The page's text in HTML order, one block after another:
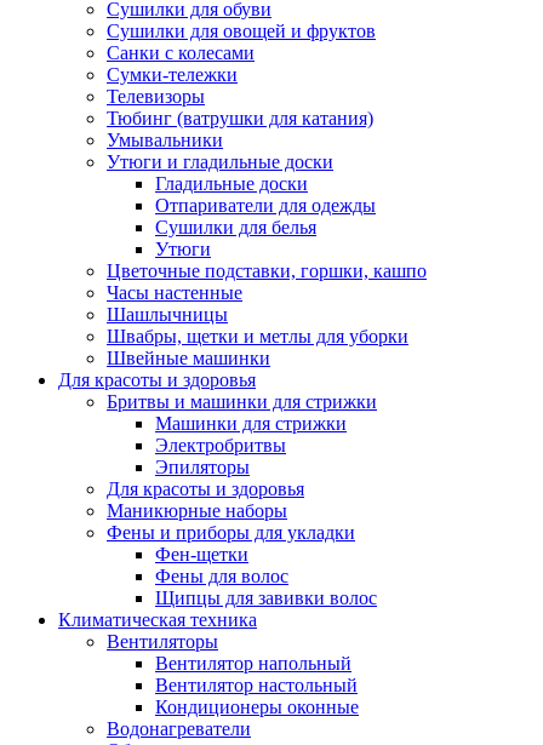
Сушилки для обуви
Сушилки для овощей и фруктов
Санки с колесами
Сумки-тележки
Телевизоры
Тюбинг (ватрушки для катания)
Умывальники
Утюги и гладильные доски
Гладильные доски
Отпариватели для одежды
Сушилки для белья
Утюги
Цветочные подставки, горшки, кашпо
Часы настенные
Шашлычницы
Швабры, щетки и метлы для уборки
Швейные машинки
Для красоты и здоровья
Бритвы и машинки для стрижки
Машинки для стрижки
Электробритвы
Эпиляторы
Для красоты и здоровья
Маникюрные наборы
Фены и приборы для укладки
Фен-щетки
Фены для волос
Щипцы для завивки волос
Климатическая техника
Вентиляторы
Вентилятор напольный
Вентилятор настольный
Кондиционеры оконные
Водонагреватели